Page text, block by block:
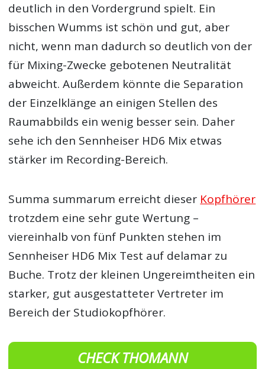
deutlich in den Vordergrund spielt. Ein
bisschen Wumms ist schön und gut, aber
nicht, wenn man dadurch so deutlich von der
für Mixing-Zwecke gebotenen Neutralität
abweicht. Außerdem könnte die Separation
der Einzelklänge an einigen Stellen des
Raumabbilds ein wenig besser sein. Daher
sehe ich den Sennheiser HD6 Mix etwas
stärker im Recording-Bereich.
Summa summarum erreicht dieser Kopfhörer
trotzdem eine sehr gute Wertung –
viereinhalb von fünf Punkten stehen im
Sennheiser HD6 Mix Test auf delamar zu
Buche. Trotz der kleinen Ungereimtheiten ein
starker, gut ausgestatteter Vertreter im
Bereich der Studiokopfhörer.
CHECK THOMANN